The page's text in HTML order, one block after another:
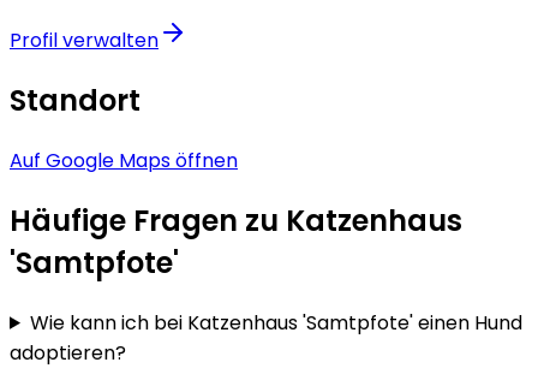
Profil verwalten
Standort
Auf Google Maps öffnen
Häufige Fragen zu Katzenhaus
'Samtpfote'
Wie kann ich bei Katzenhaus 'Samtpfote' einen Hund
adoptieren?